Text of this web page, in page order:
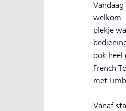
welkom.
plekje
ook heel
French
met
Vanaf